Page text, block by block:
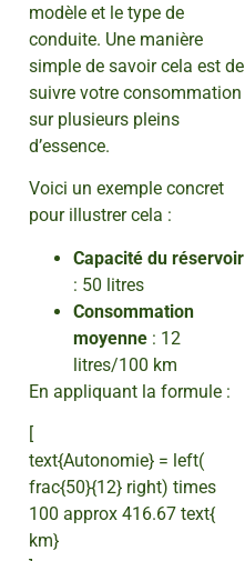
modèle et le type de
conduite. Une manière
simple de savoir cela est de
suivre votre consommation
sur plusieurs pleins
d’essence.
Voici un exemple concret
pour illustrer cela :
Capacité du réservoir
: 50 litres
Consommation
moyenne : 12
litres/100 km
En appliquant la formule :
[
text{Autonomie} = left(
frac{50}{12} right) times
100 approx 416.67 text{
km}